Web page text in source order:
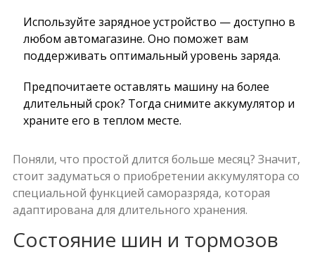
Используйте зарядное устройство — доступно в
любом автомагазине. Оно поможет вам
поддерживать оптимальный уровень заряда.
Предпочитаете оставлять машину на более
длительный срок? Тогда снимите аккумулятор и
храните его в теплом месте.
Поняли, что простой длится больше месяц? Значит,
стоит задуматься о приобретении аккумулятора со
специальной функцией саморазряда, которая
адаптирована для длительного хранения.
Состояние шин и тормозов